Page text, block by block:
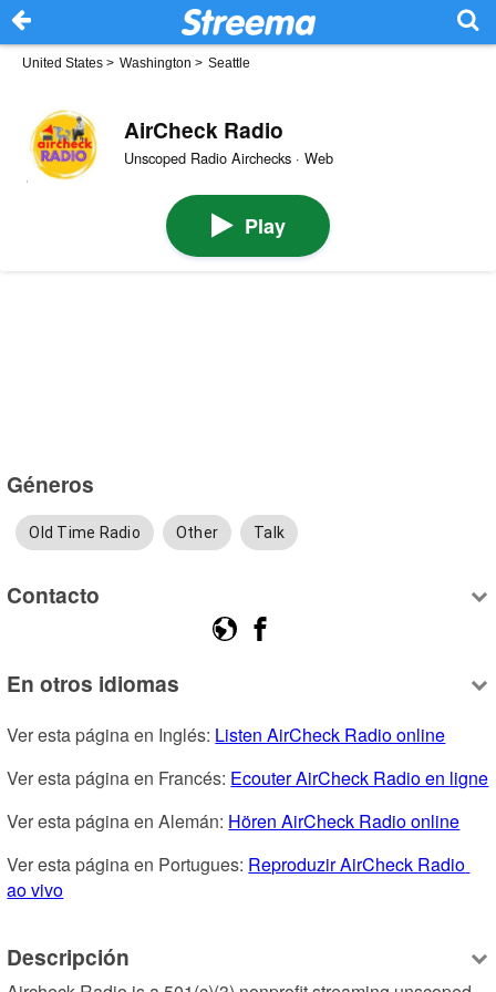
United States > Washington > Seattle
AirCheck Radio
Unscoped Radio Airchecks · Web
Play
Géneros
Old Time Radio Other Talk
Contacto
En otros idiomas
Ver esta página en Inglés: Listen AirCheck Radio online
Ver esta página en Francés: Ecouter AirCheck Radio en ligne
Ver esta página en Alemán: Hören AirCheck Radio online
Ver esta página en Portugues: Reproduzir AirCheck Radio
ao vivo
Descripción